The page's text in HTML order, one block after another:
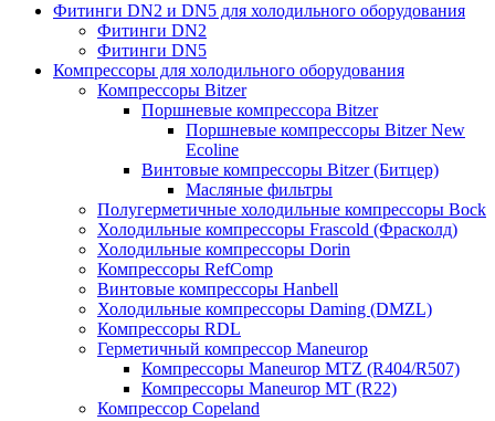
Фитинги DN2 и DN5 для холодильного оборудования
Фитинги DN2
Фитинги DN5
Компрессоры для холодильного оборудования
Компрессоры Bitzer
Поршневые компрессора Bitzer
Поршневые компрессоры Bitzer New
Ecoline
Винтовые компрессоры Bitzer (Битцер)
Масляные фильтры
Полугерметичные холодильные компрессоры Bock
Холодильные компрессоры Frascold (Фрасколд)
Холодильные компрессоры Dorin
Компрессоры RefComp
Винтовые компрессоры Hanbell
Холодильные компрессоры Daming (DMZL)
Компрессоры RDL
Герметичный компрессор Maneurop
Компрессоры Maneurop MTZ (R404/R507)
Компрессоры Maneurop MT (R22)
Компрессор Copeland